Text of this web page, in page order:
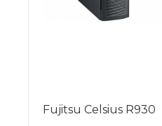
Fujitsu Celsius R930